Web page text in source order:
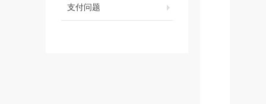
支付问题